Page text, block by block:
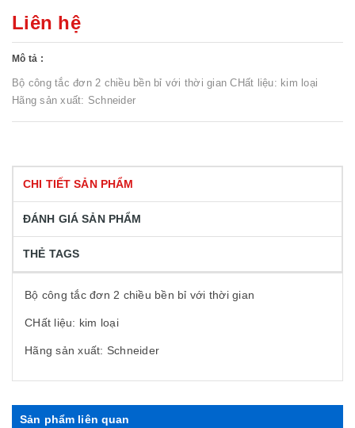
Liên hệ
Mô tả :
Bộ công tắc đơn 2 chiều bền bỉ với thời gian CHất liệu: kim loại
Hãng sản xuất: Schneider
CHI TIẾT SẢN PHẨM
ĐÁNH GIÁ SẢN PHẨM
THẺ TAGS
Bộ công tắc đơn 2 chiều bền bỉ với thời gian
CHất liệu: kim loại
Hãng sản xuất: Schneider
Sản phẩm liên quan